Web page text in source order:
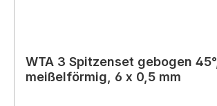
WTA 3 Spitzenset gebogen 45°,
meißelförmig, 6 x 0,5 mm